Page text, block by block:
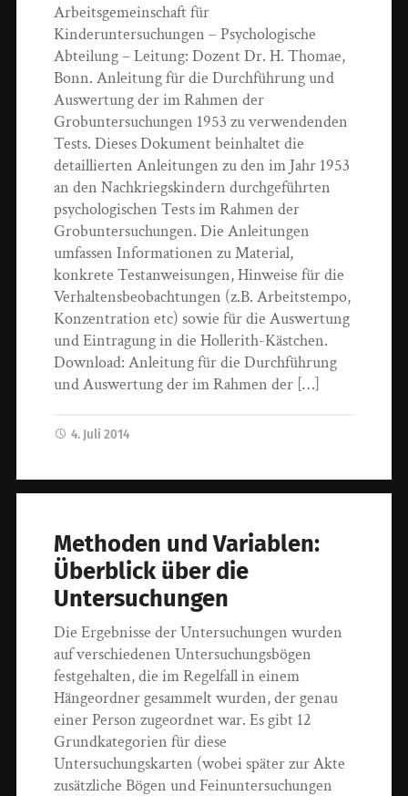
Arbeitsgemeinschaft für
Kinderuntersuchungen – Psychologische
Abteilung – Leitung: Dozent Dr. H. Thomae,
Bonn. Anleitung für die Durchführung und
Auswertung der im Rahmen der
Grobuntersuchungen 1953 zu verwendenden
Tests. Dieses Dokument beinhaltet die
detaillierten Anleitungen zu den im Jahr 1953
an den Nachkriegskindern durchgeführten
psychologischen Tests im Rahmen der
Grobuntersuchungen. Die Anleitungen
umfassen Informationen zu Material,
konkrete Testanweisungen, Hinweise für die
Verhaltensbeobachtungen (z.B. Arbeitstempo,
Konzentration etc) sowie für die Auswertung
und Eintragung in die Hollerith-Kästchen.
Download: Anleitung für die Durchführung
und Auswertung der im Rahmen der […]
4. Juli 2014
Methoden und Variablen:
Überblick über die
Untersuchungen
Die Ergebnisse der Untersuchungen wurden
auf verschiedenen Untersuchungsbögen
festgehalten, die im Regelfall in einem
Hängeordner gesammelt wurden, der genau
einer Person zugeordnet war. Es gibt 12
Grundkategorien für diese
Untersuchungskarten (wobei später zur Akte
zusätzliche Bögen und Feinuntersuchungen